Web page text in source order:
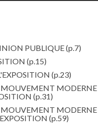
PUBLIQUE(p.7)
(p.15)
(p.23)
(p.31)
(p.59)